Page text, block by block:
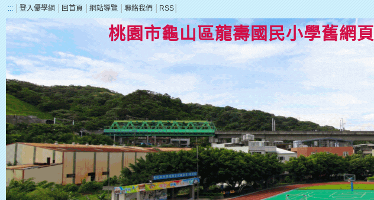
::: 登入優學網 回首頁 網站導覽 聯絡我們 RSS
桃園市龜山區龍壽國民小學舊網頁